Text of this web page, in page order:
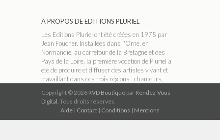
A PROPOS DE EDITIONS PLURIEL
Les Editions Pluriel ont été créées en 1975 par
Jean Foucher. Installées dans l'Orne, en
Normandie, au carrefour de la Bretagne et des
Pays de la Loire, la première vocation de Pluriel a
été de produire et diffuser des artistes vivant et
travaillant dans ces trois régions : chanteurs,
musiciens classiques, etc. Dans les années 90,
avec l'arrivée du CD, le catalogue s'est élargi aux
musiques celtiques et aux bandes playback
Copyright © 2026 RVD Boutique par Rendez-Vous
Digital. Tous droits réservés.
Aide | Contact | Conditions | Mentions